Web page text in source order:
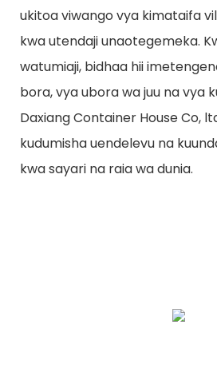
ukitoa viwango vya kimataifa
kwa utendaji unaotegemeka.
watumiaji, bidhaa hii
bora, vya ubora wa juu na vya
Daxiang Container House Co,
kudumisha uendelevu na
kwa sayari na raia wa dunia.